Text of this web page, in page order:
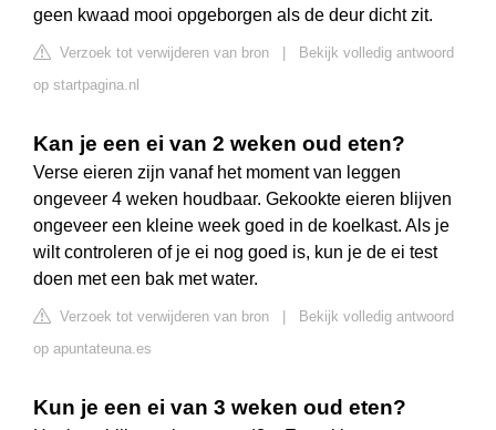
geen kwaad mooi opgeborgen als de deur dicht zit.
Verzoek tot verwijderen van bron
Bekijk volledig antwoord
op startpagina.nl
Kan je een ei van 2 weken oud eten?
Verse eieren zijn vanaf het moment van leggen
ongeveer 4 weken houdbaar. Gekookte eieren blijven
ongeveer een kleine week goed in de koelkast. Als je
wilt controleren of je ei nog goed is, kun je de ei test
doen met een bak met water.
Verzoek tot verwijderen van bron
Bekijk volledig antwoord
op apuntateuna.es
Kun je een ei van 3 weken oud eten?